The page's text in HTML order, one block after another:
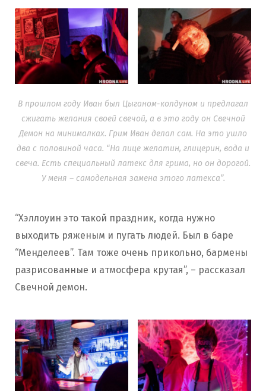
В прошлом году Иван был Цыганом-колдуном и предлагал
сжигать желания своей свечой, а в это году он Свечной
Демон на минималках. Грим Иван делал сам. На это ушло
два с половиной часа. “На лице желатин, глицерин, вода и
свеча. Есть специальный латекс для грима, но он дорогой.
У меня – самодельная замена этого латекса”.
“Хэллоуин это такой праздник, когда нужно
выходить ряженым и пугать людей. Был в баре
“Менделеев”. Там тоже очень прикольно, бармены
разрисованные и атмосфера крутая”, – рассказал
Свечной демон.